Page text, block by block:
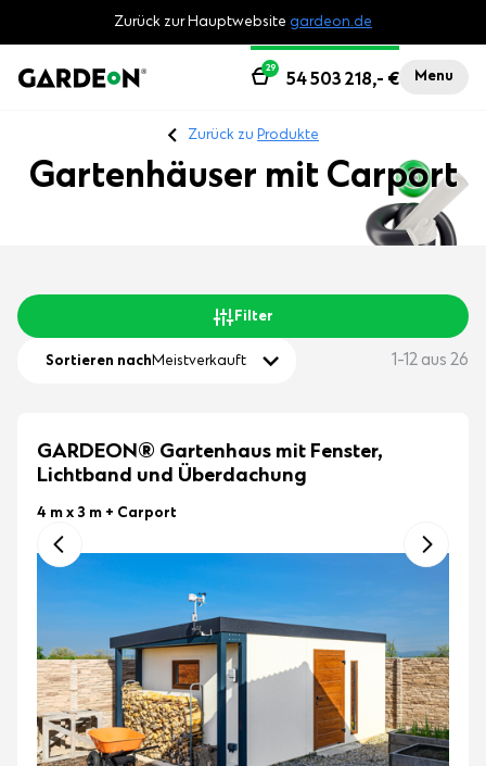
Zurück zur Hauptwebsite gardeon.de
Menu
54 503 218,- €
29
Zurück zu Produkte
Gartenhäuser mit Carport
Filter
Sortieren nachMeistverkauft 1-12 aus 26
GARDEON® Gartenhaus mit Fenster,
Lichtband und Überdachung
4 m x 3 m + Carport